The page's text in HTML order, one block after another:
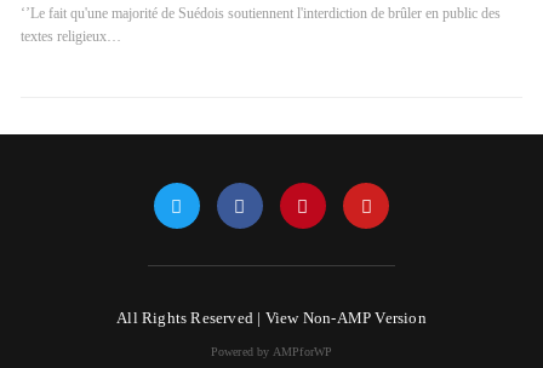
‘’Le fait qu'une majorité de Suédois soutiennent l'interdiction de brûler en public des
textes religieux…
All Rights Reserved | View Non-AMP Version
Powered by AMPforWP